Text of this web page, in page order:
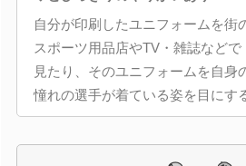
自分が印刷したユニフォームを街
スポーツ用品店やTV・雑誌などで
見たり、そのユニフォームを自身
憧れの選手が着ている姿を目にす